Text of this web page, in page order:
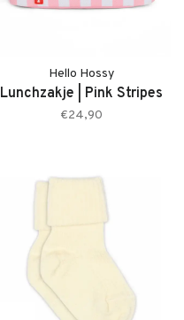
Hello Hossy
Lunchzakje | Pink Stripes
€24,90